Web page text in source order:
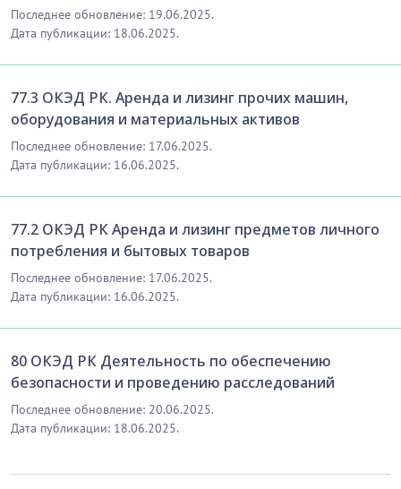
Последнее обновление: 19.06.2025.
Дата публикации: 18.06.2025.
77.3 ОКЭД РК. Аренда и лизинг прочих машин,
оборудования и материальных активов
Последнее обновление: 17.06.2025.
Дата публикации: 16.06.2025.
77.2 ОКЭД РК Аренда и лизинг предметов личного
потребления и бытовых товаров
Последнее обновление: 17.06.2025.
Дата публикации: 16.06.2025.
80 ОКЭД РК Деятельность по обеспечению
безопасности и проведению расследований
Последнее обновление: 20.06.2025.
Дата публикации: 18.06.2025.